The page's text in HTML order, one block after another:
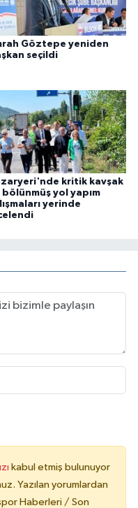
Göztepe yeniden
seçildi
kritik kavşak
bölünmüş yol yapım
yerinde
kabul etmiş bulunuyor
Yazılan yorumlardan
Haberleri / Son